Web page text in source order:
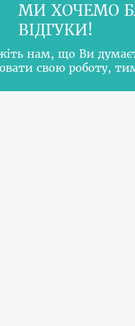
МИ ХОЧЕМО
ВІДГУКИ!
нам, що Ви
свою роботу,